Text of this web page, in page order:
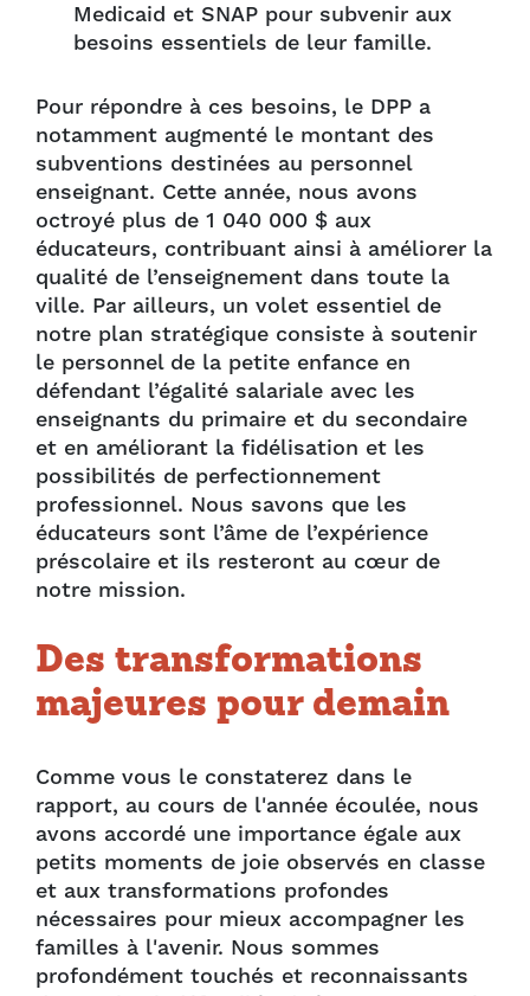
Medicaid et SNAP pour subvenir aux
besoins essentiels de leur famille.
Pour répondre à ces besoins, le DPP a
notamment augmenté le montant des
subventions destinées au personnel
enseignant. Cette année, nous avons
octroyé plus de 1 040 000 $ aux
éducateurs, contribuant ainsi à améliorer la
qualité de l’enseignement dans toute la
ville. Par ailleurs, un volet essentiel de
notre plan stratégique consiste à soutenir
le personnel de la petite enfance en
défendant l’égalité salariale avec les
enseignants du primaire et du secondaire
et en améliorant la fidélisation et les
possibilités de perfectionnement
professionnel. Nous savons que les
éducateurs sont l’âme de l’expérience
préscolaire et ils resteront au cœur de
notre mission.
Des transformations
majeures pour demain
Comme vous le constaterez dans le
rapport, au cours de l'année écoulée, nous
avons accordé une importance égale aux
petits moments de joie observés en classe
et aux transformations profondes
nécessaires pour mieux accompagner les
familles à l'avenir. Nous sommes
profondément touchés et reconnaissants